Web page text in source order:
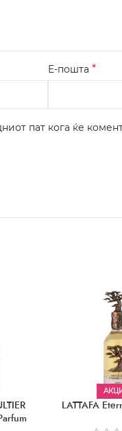
Е-пошта *
пат кога ќе
LATTAFA